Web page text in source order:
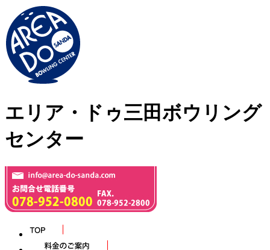
エリア・ドゥ三田ボウリング
センター